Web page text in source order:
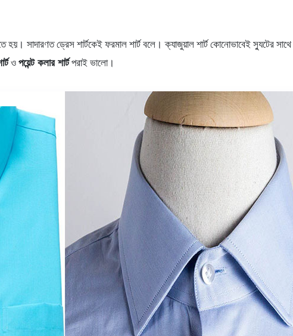
হয়। সাদারণত ড্রেস শার্টকেই ফরমাল শার্ট বলে। ক্যাজুয়াল শার্ট কোনোভাবেই স্যুটের
ও পয়েন্ট কলার শার্টপরাই ভালো।